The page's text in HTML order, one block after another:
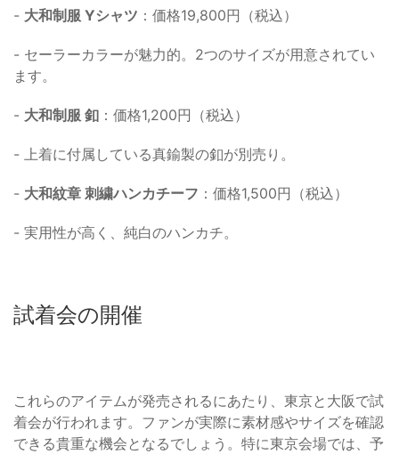
- 大和制服 Yシャツ ：価格19,800円（税込）
- セーラーカラーが魅力的。2つのサイズが用意されてい
ます。
- 大和制服 釦 ：価格1,200円（税込）
- 上着に付属している真鍮製の釦が別売り。
- 大和紋章 刺繍ハンカチーフ ：価格1,500円（税込）
- 実用性が高く、純白のハンカチ。
試着会の開催
これらのアイテムが発売されるにあたり、東京と大阪で試
着会が行われます。ファンが実際に素材感やサイズを確認
できる貴重な機会となるでしょう。特に東京会場では、予